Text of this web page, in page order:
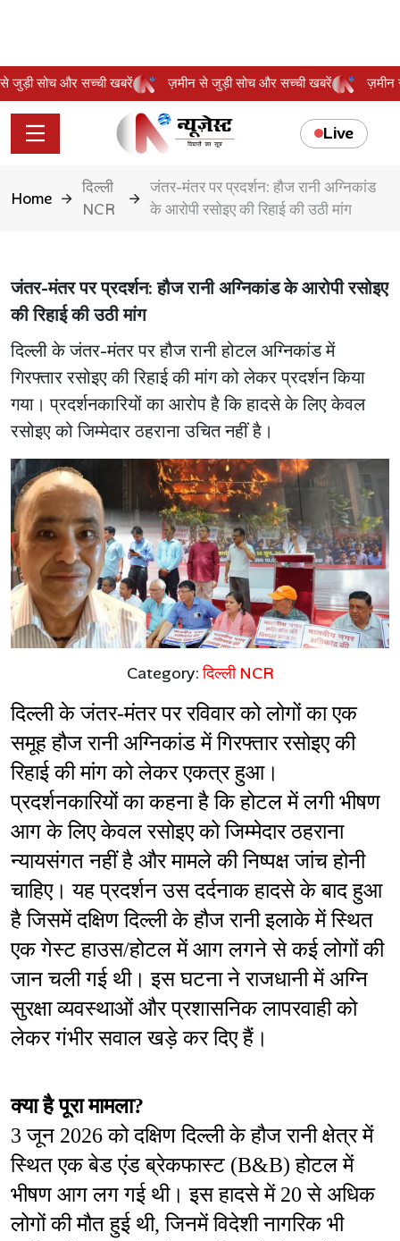
से जुड़ी सोच और सच्ची खबरें ज़मीन से जुड़ी सोच और सच्ची खबरें
Live
Home
दिल्ली
NCR
जंतर-मंतर पर प्रदर्शन: हौज रानी अग्निकांड
के आरोपी रसोइए की रिहाई की उठी मांग
जंतर-मंतर पर प्रदर्शन: हौज रानी अग्निकांड के आरोपी रसोइए
की रिहाई की उठी मांग
दिल्ली के जंतर-मंतर पर हौज रानी होटल अग्निकांड में
गिरफ्तार रसोइए की रिहाई की मांग को लेकर प्रदर्शन किया
गया। प्रदर्शनकारियों का आरोप है कि हादसे के लिए केवल
रसोइए को जिम्मेदार ठहराना उचित नहीं है।
Category:दिल्ली NCR
दिल्ली के जंतर-मंतर पर रविवार को लोगों का एक
समूह हौज रानी अग्निकांड में गिरफ्तार रसोइए की
रिहाई की मांग को लेकर एकत्र हुआ।
प्रदर्शनकारियों का कहना है कि होटल में लगी भीषण
आग के लिए केवल रसोइए को जिम्मेदार ठहराना
न्यायसंगत नहीं है और मामले की निष्पक्ष जांच होनी
चाहिए। यह प्रदर्शन उस दर्दनाक हादसे के बाद हुआ
है जिसमें दक्षिण दिल्ली के हौज रानी इलाके में स्थित
एक गेस्ट हाउस/होटल में आग लगने से कई लोगों की
जान चली गई थी। इस घटना ने राजधानी में अग्नि
सुरक्षा व्यवस्थाओं और प्रशासनिक लापरवाही को
लेकर गंभीर सवाल खड़े कर दिए हैं।
क्या है पूरा मामला?
3 जून 2026 को दक्षिण दिल्ली के हौज रानी क्षेत्र में
स्थित एक बेड एंड ब्रेकफास्ट (B&B) होटल में
भीषण आग लग गई थी। इस हादसे में 20 से अधिक
लोगों की मौत हुई थी, जिनमें विदेशी नागरिक भी